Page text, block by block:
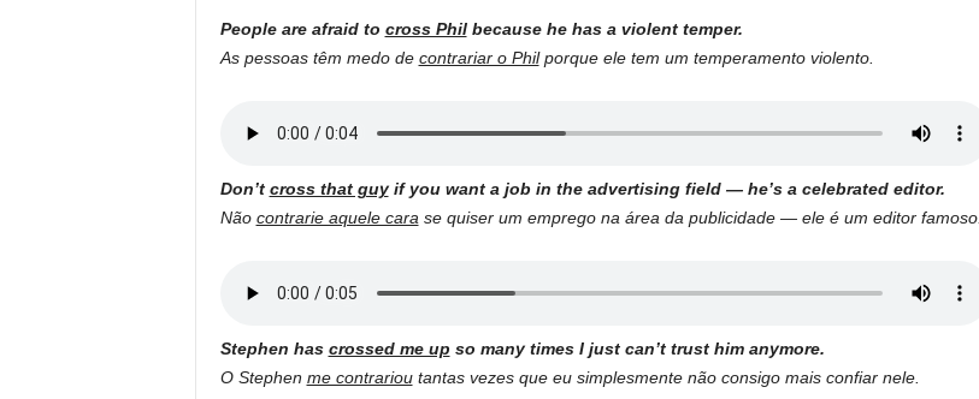
People are afraid to cross Philbecause he has a violent temper.
As pessoas têm medo de contrariar o Philporque ele tem um temperamento violento.
Don’t cross that guyif you want a job in the advertising field — he’s a celebrated editor.
Não contrarie aquele cara se quiser um emprego na área da publicidade — ele é um editor famoso.
Stephen has crossed me up so many times I just can’t trust him anymore.
O Stephen me contrarioutantas vezes que eu simplesmente não consigo mais confiar nele.